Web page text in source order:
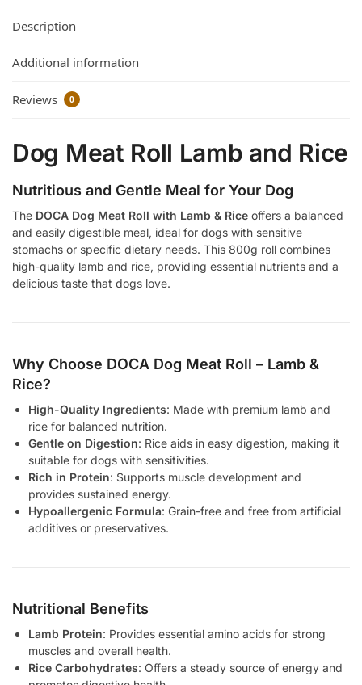
Description
Additional information
Reviews 0
Dog Meat Roll Lamb and Rice
Nutritious and Gentle Meal for Your Dog
The DOCA Dog Meat Roll with Lamb & Rice offers a balanced
and easily digestible meal, ideal for dogs with sensitive
stomachs or specific dietary needs. This 800g roll combines
high-quality lamb and rice, providing essential nutrients and a
delicious taste that dogs love.
Why Choose DOCA Dog Meat Roll – Lamb &
Rice?
High-Quality Ingredients: Made with premium lamb and
rice for balanced nutrition.
Gentle on Digestion: Rice aids in easy digestion, making it
suitable for dogs with sensitivities.
Rich in Protein: Supports muscle development and
provides sustained energy.
Hypoallergenic Formula: Grain-free and free from artificial
additives or preservatives.
Nutritional Benefits
Lamb Protein: Provides essential amino acids for strong
muscles and overall health.
Rice Carbohydrates: Offers a steady source of energy and